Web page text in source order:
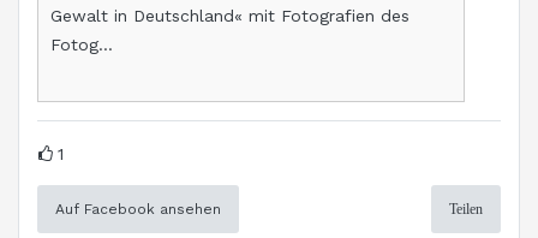
Gewalt in Deutschland« mit Fotografien des
Fotog...
1
Auf Facebook ansehen Teilen